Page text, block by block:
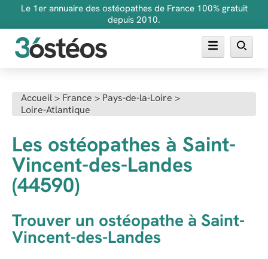
Le 1er annuaire des ostéopathes de France 100% gratuit
depuis 2010.
FAQ
Inscrire son cabinet
Accueil> France > Pays-de-la-Loire >
Loire-Atlantique
Les ostéopathes à Saint-
Vincent-des-Landes
(44590)
Trouver un ostéopathe à Saint-
Vincent-des-Landes